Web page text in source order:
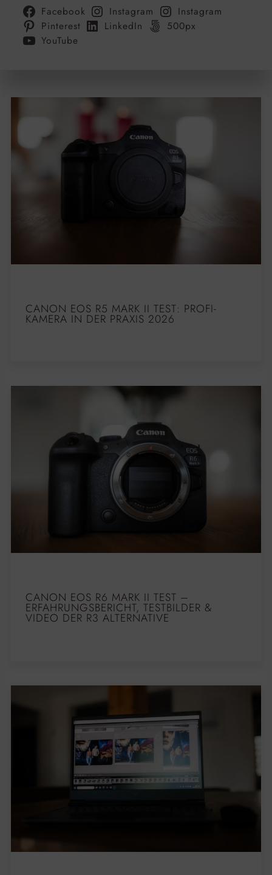
Facebook Instagram
Instagram
Pinterest
LinkedIn
500px
YouTube
CANON EOS R5 MARK II TEST: PROFI-
KAMERA IN DER PRAXIS 2026
CANON EOS R6 MARK II TEST –
ERFAHRUNGSBERICHT, TESTBILDER &
VIDEO DER R3 ALTERNATIVE